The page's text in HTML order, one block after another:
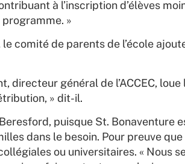
à l’inscription d’élèves
»
le comité de parents de l’école
directeur général de l’ACCEC,
» dit-il.
puisque St. Bonaventure
dans le besoin. Pour preuve
ou universitaires. « Nous